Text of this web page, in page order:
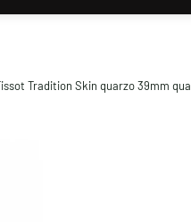
Tradition Skin quarzo 39mm